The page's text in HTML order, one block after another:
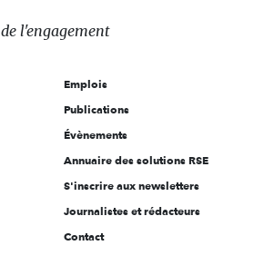
de l'engagement
Emplois
Publications
Évènements
Annuaire des solutions RSE
S'inscrire aux newsletters
Journalistes et rédacteurs
Contact